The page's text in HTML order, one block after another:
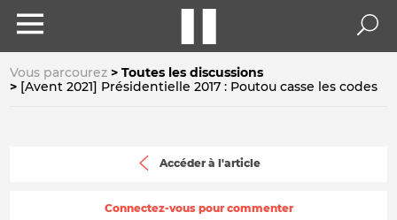
Vous parcourez
Toutes les discussions
[Avent 2021] Présidentielle 2017 : Poutou casse les codes
Accéder à l'article
Connectez-vous pour commenter